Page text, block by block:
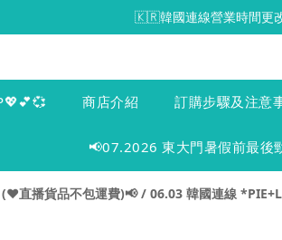
🇰🇷韓國連線營業時間更
商店介紹 訂購步驟及注意
📢07.2026 東大門暑假前最
直播貨品不包運費)📢/ 06.03 韓國連線